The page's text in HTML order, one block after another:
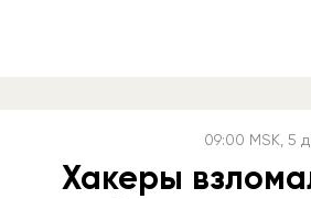
09:00 MSK , 5
Хакеры